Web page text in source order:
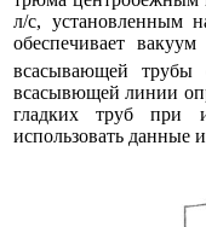
л/с, установленным
обеспечивает
всасывающей
всасывющей линии
гладких труб
использовать данные